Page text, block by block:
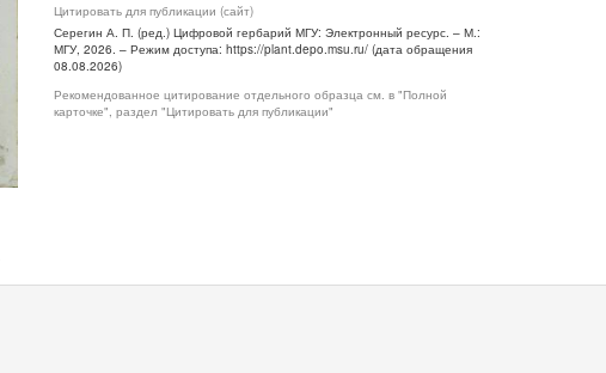
Цитировать для публикации (сайт)
Серегин А. П. (ред.) Цифровой гербарий МГУ: Электронный ресурс. – М.:
МГУ, 2026. – Режим доступа: https://plant.depo.msu.ru/ (дата обращения
08.08.2026)
Рекомендованное цитирование отдельного образца см. в "Полной
карточке", раздел "Цитировать для публикации"